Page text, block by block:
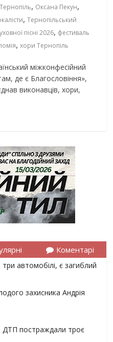
, Оксана Пекун,
,Тернопільський
пісні 2026, фестиваль
,хори Тернопіль
міжконфесійний
де є Благословіння»,
виконавців, хори,
Коментарі
автомобілі, є загиблий
захисника Андрія
ДТП постраждали троє